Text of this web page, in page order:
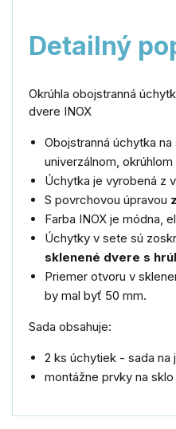
Detailný
Okrúhla obojstranná
dvere INOX
Obojstranná úchytka
univerzálnom,
Úchytka je vyrobená z
S povrchovou úpravou
Farba INOX je módna,
Úchytky v sete sú
sklenené dvere s
Priemer otvoru v
by mal byť 50 mm.
Sada obsahuje:
2 ks úchytiek - sada na
montážne prvky na